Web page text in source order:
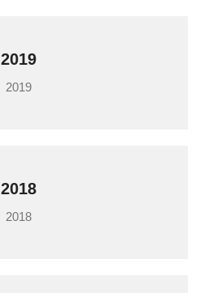
2019
2019
2018
2018